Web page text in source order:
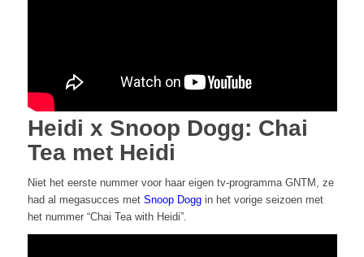
Heidi x Snoop Dogg: Chai
Tea met Heidi
Niet het eerste nummer voor haar eigen tv-programma GNTM, ze
had al megasucces met Snoop Doggin het vorige seizoen met
het nummer “Chai Tea with Heidi”.